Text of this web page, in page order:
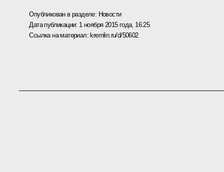
Опубликован в разделе: Новости
Дата публикации: 1 ноября 2015 года, 16:25
Ссылка на материал:kremlin.ru/d/50602